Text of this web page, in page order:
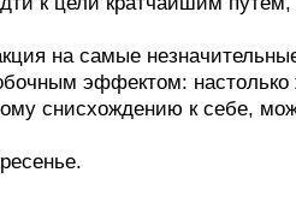
на самые
эффектом:
снисхождению к себе,